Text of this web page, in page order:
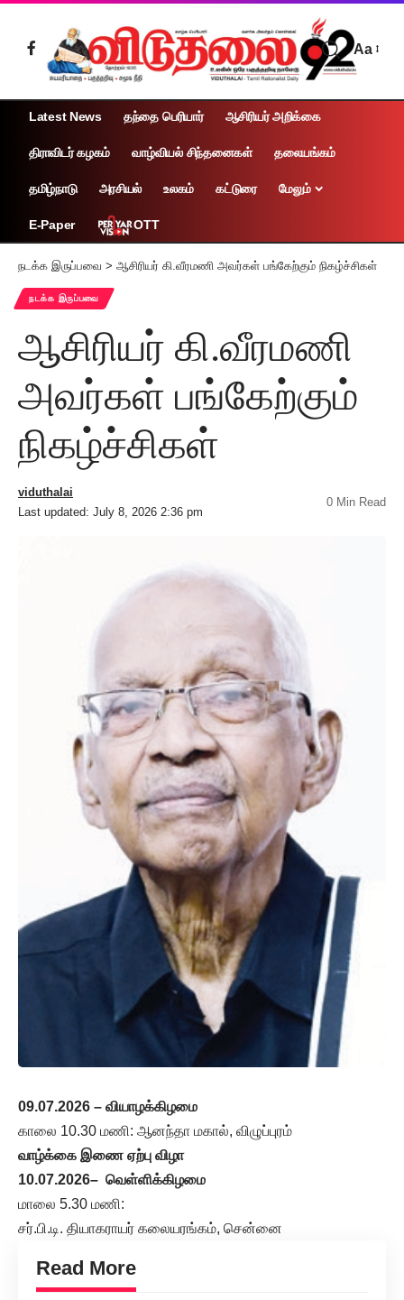
Aa
Latest News தந்தை பெரியார் ஆசிரியர் அறிக்கை
திராவிடர் கழகம் வாழ்வியல் சிந்தனைகள் தலையங்கம்
தமிழ்நாடு அரசியல் உலகம் கட்டுரை மேலும்
E-Paper OTT
நடக்க இருப்பவை > ஆசிரியர் கி.வீரமணி அவர்கள் பங்கேற்கும் நிகழ்ச்சிகள்
நடக்க இருப்பவை
ஆசிரியர் கி.வீரமணி
அவர்கள் பங்கேற்கும்
நிகழ்ச்சிகள்
Last updated: July 8, 2026 2:36 pm
viduthalai
0 Min Read
09.07.2026 – வியாழக்கிழமை
காலை 10.30 மணி: ஆனந்தா மகால், விழுப்புரம்
வாழ்க்கை இணை ஏற்பு விழா
10.07.2026– வெள்ளிக்கிழமை
மாலை 5.30 மணி:
சர்.பி.டி. தியாகராயர் கலையரங்கம், சென்னை
Read More